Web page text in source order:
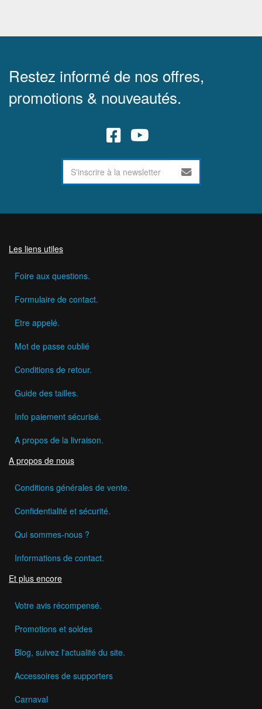
Restez informé de nos offres,
promotions & nouveautés.
Les liens utiles
Foire aux questions.
Formulaire de contact.
Etre appelé.
Mot de passe oublié
Conditions de retour.
Guide des tailles.
Info paiement sécurisé.
A propos de la livraison.
A propos de nous
Conditions générales de vente.
Confidentialité et sécurité.
Qui sommes-nous ?
Informations de contact.
Et plus encore
Votre avis récompensé.
Promotions et soldes
Blog, suivez l'actualité du site.
Accessoires de supporters
Carnaval